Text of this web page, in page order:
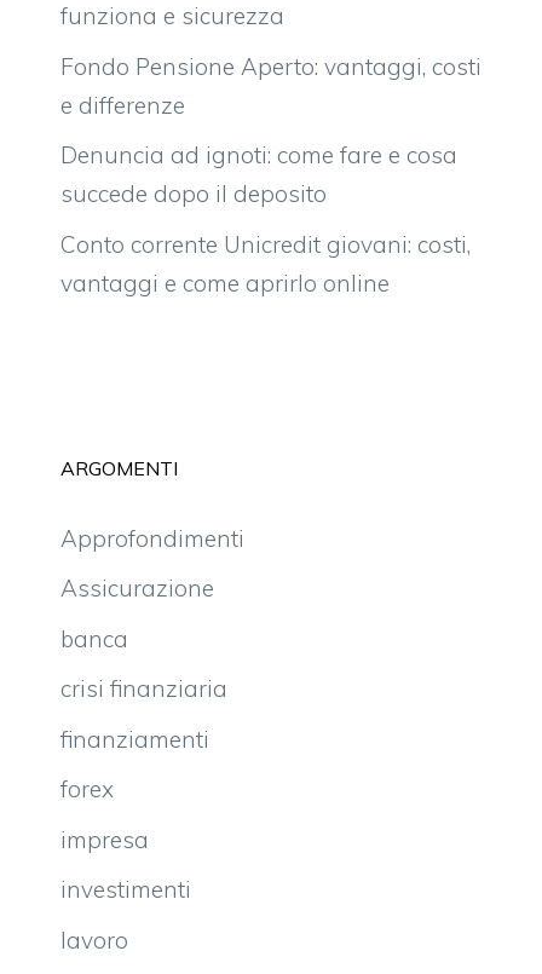
funziona e sicurezza
Fondo Pensione Aperto: vantaggi, costi
e differenze
Denuncia ad ignoti: come fare e cosa
succede dopo il deposito
Conto corrente Unicredit giovani: costi,
vantaggi e come aprirlo online
ARGOMENTI
Approfondimenti
Assicurazione
banca
crisi finanziaria
finanziamenti
forex
impresa
investimenti
lavoro